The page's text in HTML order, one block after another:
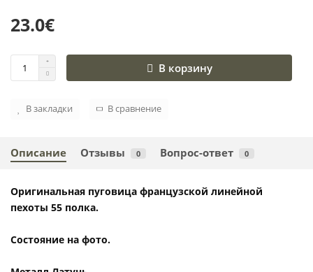
23.0€
В корзину
В закладки В сравнение
Описание Отзывы 0 Вопрос-ответ 0
Оригинальная пуговица французской линейной
пехоты 55 полка.
Состояние на фото.